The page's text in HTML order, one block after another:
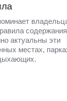
актуальны эти
местах,